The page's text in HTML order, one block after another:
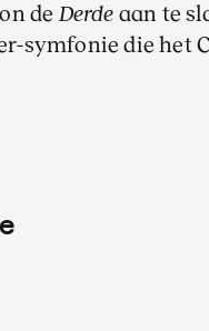
de Derde aan te
symfonie die het
gastdirigent